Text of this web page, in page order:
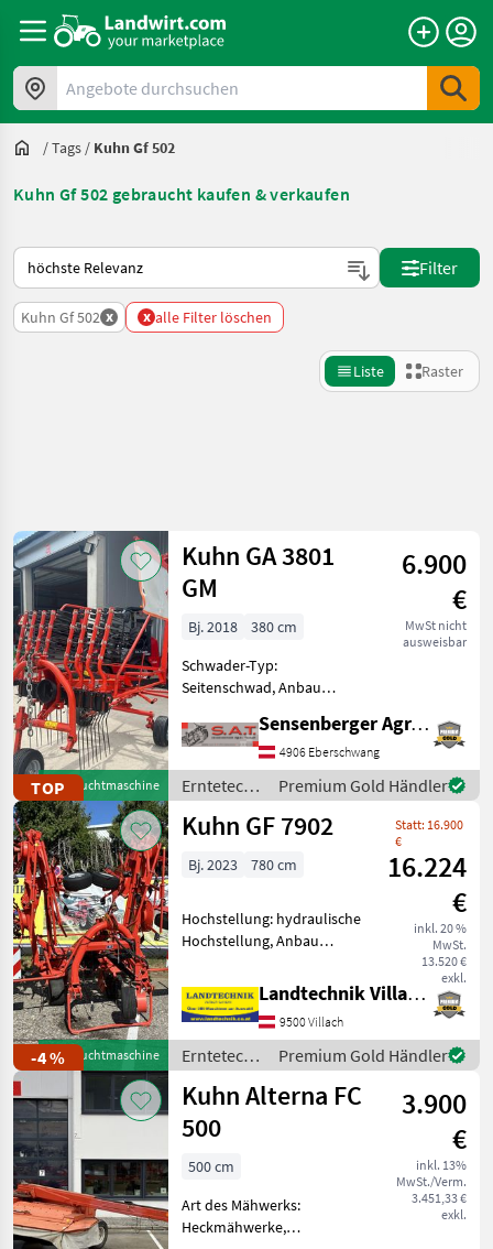
Angebote durchsuchen
/Tags / Kuhn Gf 502
Kuhn Gf 502 gebraucht kaufen & verkaufen
So wird auf Landwirt.com sortiert
Filter
Kuhn Gf 502 x x alle Filter löschen
Liste Raster
Kategorie 2 Land Filter
AKTUELLER
PFAD
Kuhn
Gf 502
KATEGORIE
WÄHLEN
Landtechnik
1.489
Sonstiges
15
Kommunaltechnik
14
Futtermittel
3
Lohnarbeit und Jobs
3
Bautechnik
2
anzeigen
MARKTPLATZ
Marktplatz Händlerangebote
Zurücksetzen
1.528
Ergebnisse
anzeigen
TOPGebrauchtmaschine
Kuhn GA 3801
GM
6.900
€
MwSt nicht
ausweisbar
Bj. 2018
380 cm
Schwader-Typ:
Seitenschwad, Anbau
Federentlastung
Gebrauchter -Kuhn GA 3801
GM Kreiselschwader -
Baujahr 2018 -10
Zinkenarme Abnehmbar -4
Zinke
Sensenberger Agrar-Technik
4906 Eberschwang
Erntetechnik
Grünland /
Kuhn
Premium Gold Händler
-4 %Gebrauchtmaschine
Kuhn GF 7902
Statt: 16.900
€
16.224
€
inkl. 20 %
MwSt.
13.520 €
exkl.
Bj. 2023 780 cm
Hochstellung: hydraulische
Hochstellung, Anbau
Grenzstreueinrichtung,
Streuwinkelverstellung,
Schutzbügel Kuhn
Kreiselzettwender GF 7902
mit 8 Krei
Landtechnik Villach GmbH
9500 Villach
Erntetechnik
Grünland /
Kuhn
Premium Gold Händler
Kuhn Alterna FC
500
3.900
€
inkl. 13%
MwSt./Verm.
3.451,33 €
exkl.
500 cm
Art des Mähwerks:
Heckmähwerke,